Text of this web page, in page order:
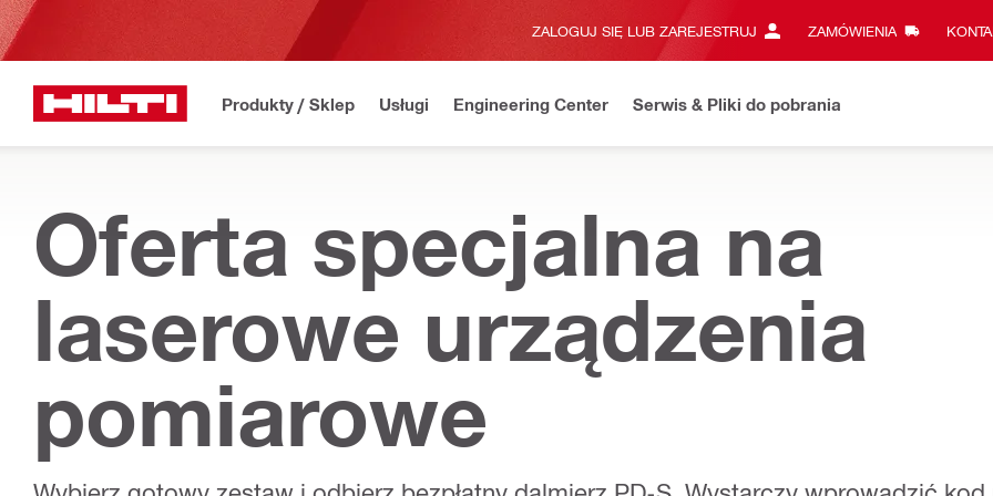
ZALOGUJ SIĘ LUB ZAREJESTRUJ ZAMÓWIENIA
Produkty / Sklep Usługi Engineering Center Serwis & Pliki do pobrania
Oferta specjalna na
laserowe urządzenia
pomiarowe